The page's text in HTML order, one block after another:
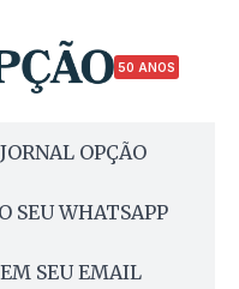
50 ANOS
OPÇÃO
SEU WHATSAPP
SEU EMAIL